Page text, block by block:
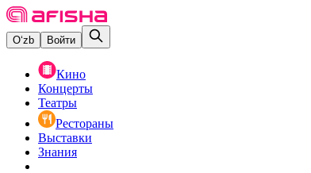
O‘zb Войти
Кино
Концерты
Театры
Рестораны
Выставки
Знания